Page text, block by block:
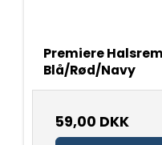
Premiere
Blå/Rød/Navy
59,00 DKK